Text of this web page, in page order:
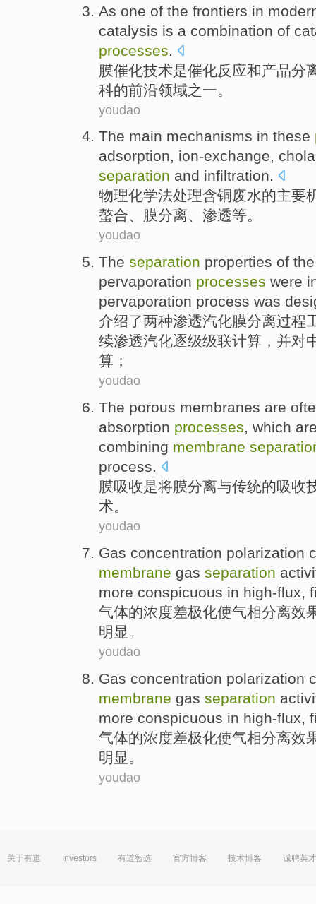
As one of the frontiers in
catalysis is a combination of
processes
膜催化技术是催化反应和产品分
科的前沿领域之一。
youdao
The main mechanisms in these
adsorption, ion-exchange,
separation and infiltration.
物理化学法处理含铜废水的主要
螯合、 膜分离、 渗透等。
youdao
The separation properties of the
pervaporation processes were
pervaporation process was
介绍了两种渗透汽化膜分离过程
续渗透汽化逐级级联计算， 并对
算；
youdao
The porous membranes are
absorption processes, which
combining membrane
process.
膜吸收是将膜分离与传统的吸收
术。
youdao
Gas concentration polarization
membrane gas separation
more conspicuous in high-flux,
气体的浓度差极化使气相分离效
明显。
youdao
Gas concentration polarization
membrane gas separation
more conspicuous in high-flux
气体的浓度差极化使气相分离效
明显。
youdao
关于有道 Investors 有道智选 官方博客 技术博客 诚聘英才